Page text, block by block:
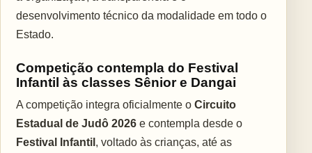
desenvolvimento técnico da modalidade em todo o
Estado.
Competição contempla do Festival
Infantil às classes Sênior e Dangai
A competição integra oficialmente o Circuito
Estadual de Judô 2026 e contempla desde o
Festival Infantil , voltado às crianças, até as